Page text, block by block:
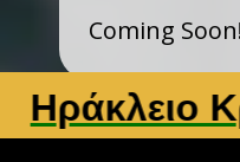
Coming